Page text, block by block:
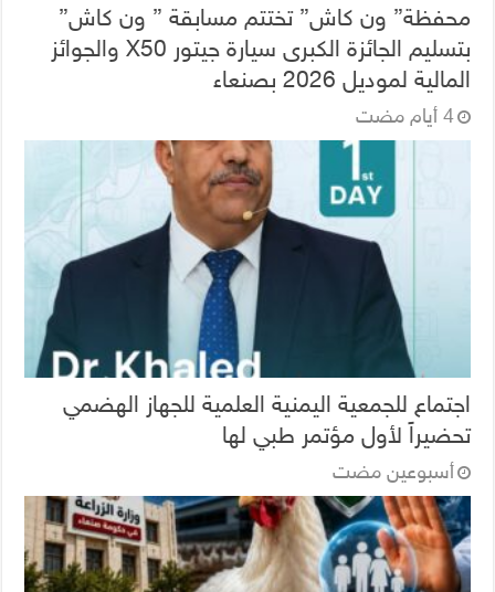
محفظة” ون كاش” تختتم مسابقة ” ون كاش”
بتسليم الجائزة الكبرى سيارة جيتور X50 والجوائز
المالية لموديل 2026 بصنعاء
‏4 أيام مضت
اجتماع للجمعية اليمنية العلمية للجهاز الهضمي
تحضيراً لأول مؤتمر طبي لها
‏أسبوعين مضت